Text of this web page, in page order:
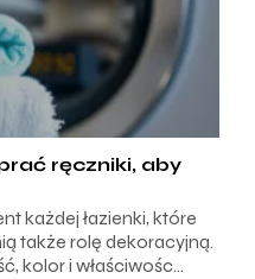
ręczniki, aby
każdej łazienki, które
także rolę dekoracyjną.
kolor i właściwośc...